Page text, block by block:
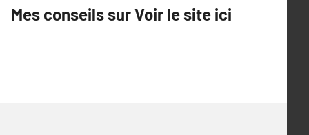
Mes conseils sur Voir le site ici